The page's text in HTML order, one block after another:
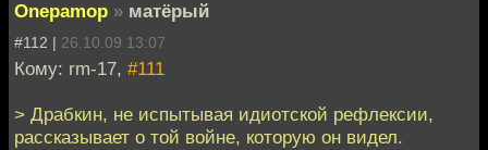
Onepamop » матёрый
#112 | 26.10.09 13:07
Кому: rm-17, #111
> Драбкин, не испытывая идиотской рефлексии,
рассказывает о той войне, которую он видел.